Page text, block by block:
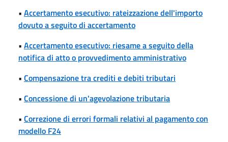
• Accertamento esecutivo: rateizzazione dell'importo
dovuto a seguito di accertamento
• Accertamento esecutivo: riesame a seguito della
notifica di atto o provvedimento amministrativo
• Compensazione tra crediti e debiti tributari
• Concessione di un'agevolazione tributaria
• Correzione di errori formali relativi al pagamento con
modello F24